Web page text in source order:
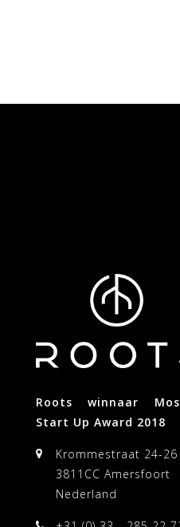
Roots winnaar
Start Up Award 2018
Krommestraat 24-26
3811CC Amersfoort
Nederland